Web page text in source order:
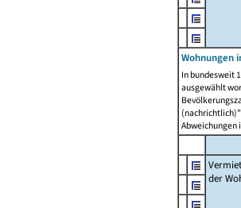
Wohnungen
In bundesweit
ausgewählt
Abweichungen
der